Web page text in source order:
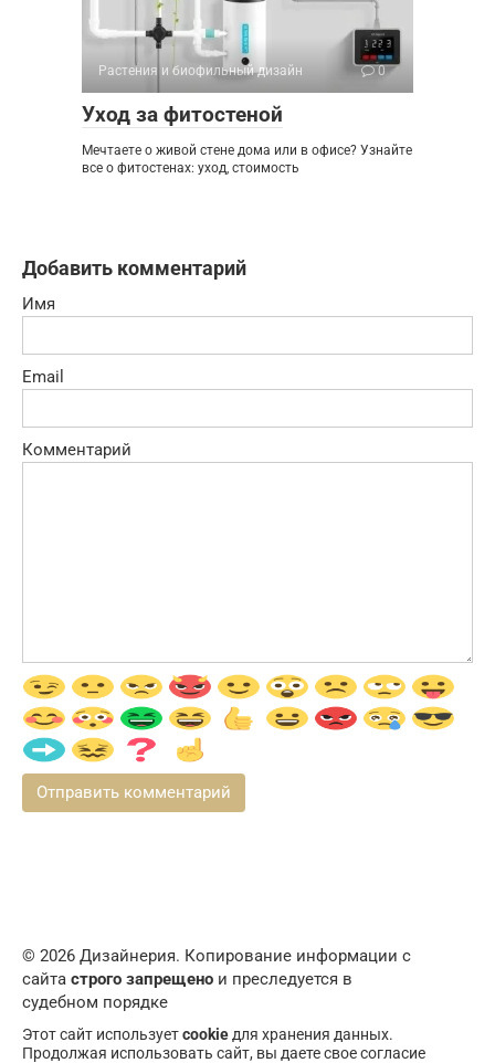
Растения и биофильный дизайн 0
Уход за фитостеной
Мечтаете о живой стене дома или в офисе? Узнайте
все о фитостенах: уход, стоимость
Добавить комментарий
Имя
Email
Комментарий
© 2026 Дизайнерия. Копирование информации с
сайта строго запрещено и преследуется в
судебном порядке
Этот сайт используетcookie для хранения данных.
Продолжая использовать сайт, вы даете свое согласие